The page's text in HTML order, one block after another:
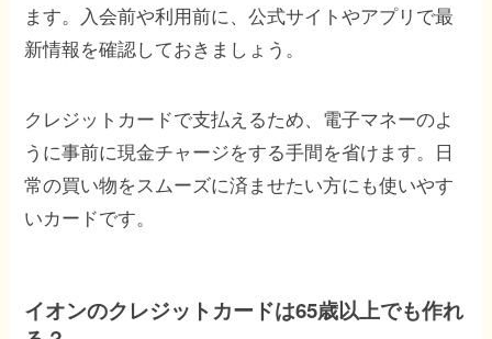
ます。入会前や利用前に、公式サイトやアプリで最
新情報を確認しておきましょう。
クレジットカードで支払えるため、電子マネーのよ
うに事前に現金チャージをする手間を省けます。日
常の買い物をスムーズに済ませたい方にも使いやす
いカードです。
イオンのクレジットカードは65歳以上でも作れ